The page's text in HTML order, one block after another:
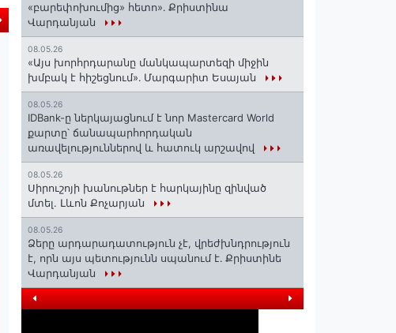
«բարեփոխումից» հետո»․ Քրիստինա
Վարդանյան
08.05.26
«Այս խորհրդարանը մանկապարտեզի միջին
խմբակ է հիշեցնում»․ Մարգարիտ Եսայան
08.05.26
IDBank-ը ներկայացնում է նոր Mastercard World
քարտը՝ ճանապարհորդական
առավելություններով և հատուկ արշավով
08.05.26
Սիրուշոյի խանութներ է հարկայինը զինված
մտել. Լևոն Քոչարյան
08.05.26
Ձերը արդարադատություն չէ, վրեժխնդրություն
է, որն այս պետությունն սպանում է․ Քրիստինե
Վարդանյան